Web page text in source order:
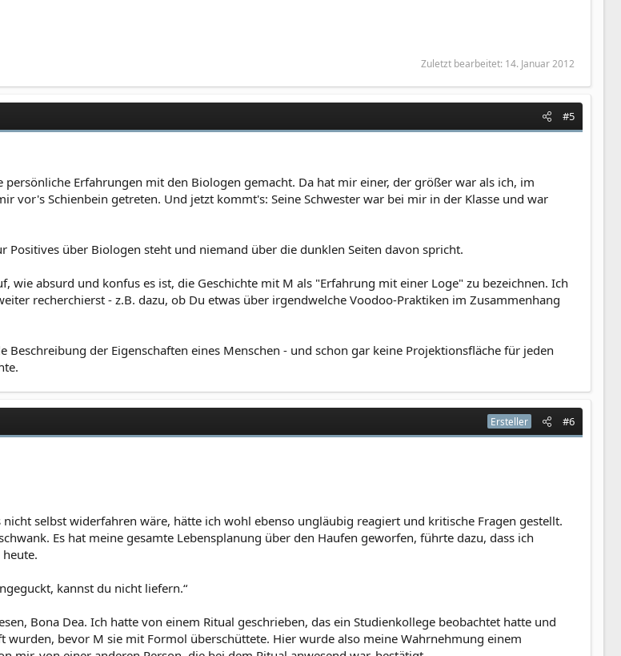
Zuletzt bearbeitet: 14. Januar 2012
#5
persönliche Erfahrungen mit den Biologen gemacht. Da hat mir einer, der größer war als ich, im
vor's Schienbein getreten. Und jetzt kommt's: Seine Schwester war bei mir in der Klasse und war
Positives über Biologen steht und niemand über die dunklen Seiten davon spricht.
wie absurd und konfus es ist, die Geschichte mit M als "Erfahrung mit einer Loge" zu bezeichnen. Ich
recherchierst - z.B. dazu, ob Du etwas über irgendwelche Voodoo-Praktiken im Zusammenhang
der Eigenschaften eines Menschen - und schon gar keine Projektionsfläche für jeden
Ersteller #6
selbst widerfahren wäre, hätte ich wohl ebenso ungläubig reagiert und kritische Fragen gestellt.
Es hat meine gesamte Lebensplanung über den Haufen geworfen, führte dazu, dass ich
kannst du nicht liefern.“
Bona Dea. Ich hatte von einem Ritual geschrieben, das ein Studienkollege beobachtet hatte und
wurden, bevor M sie mit Formol überschüttete. Hier wurde also meine Wahrnehmung einem